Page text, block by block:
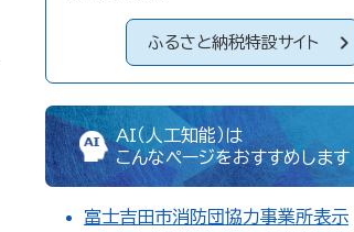
ふるさと納税特設サイト
AI（人工知能）は
こんなページをおすすめします
富士吉田市消防団協力事業所表示